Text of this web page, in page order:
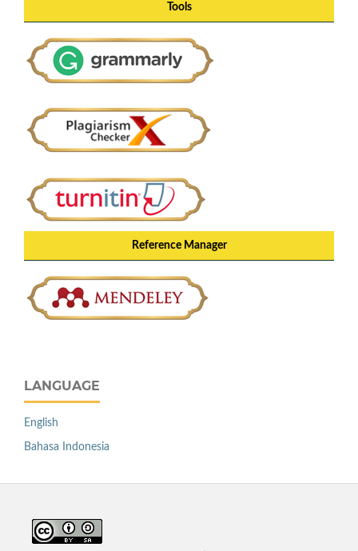
Tools
Reference Manager
LANGUAGE
English
Bahasa Indonesia